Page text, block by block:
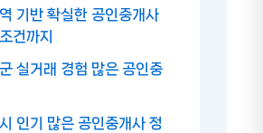
기반 확실한 공인중개사
건까지
실거래 경험 많은 공인중
인기 많은 공인중개사 정